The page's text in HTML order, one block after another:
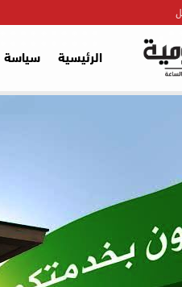
الرئيسية سياسة